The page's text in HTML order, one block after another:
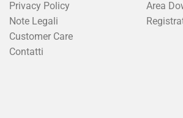
Privacy Policy
Note Legali
Customer Care
Contatti
Area